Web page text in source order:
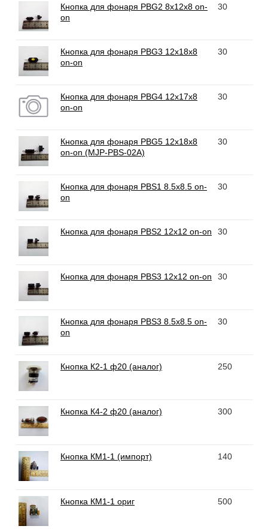
Кнопка для фонаря PBG2 8x12x8 on-
on
30
Кнопка для фонаря PBG3 12x18x8
on-on
30
Кнопка для фонаря PBG4 12x17x8
on-on
30
Кнопка для фонаря PBG5 12x18x8
on-on (MJP-PBS-02A)
30
Кнопка для фонаря PBS1 8.5x8.5 on-
on
30
Кнопка для фонаря PBS2 12x12 on-on 30
Кнопка для фонаря PBS3 12x12 on-on 30
Кнопка для фонаря PBS3 8.5x8.5 on-
on
30
Кнопка К2-1 ф20 (аналог) 250
Кнопка К4-2 ф20 (аналог) 300
Кнопка КМ1-1 (импорт) 140
Кнопка КМ1-1 ориг 500